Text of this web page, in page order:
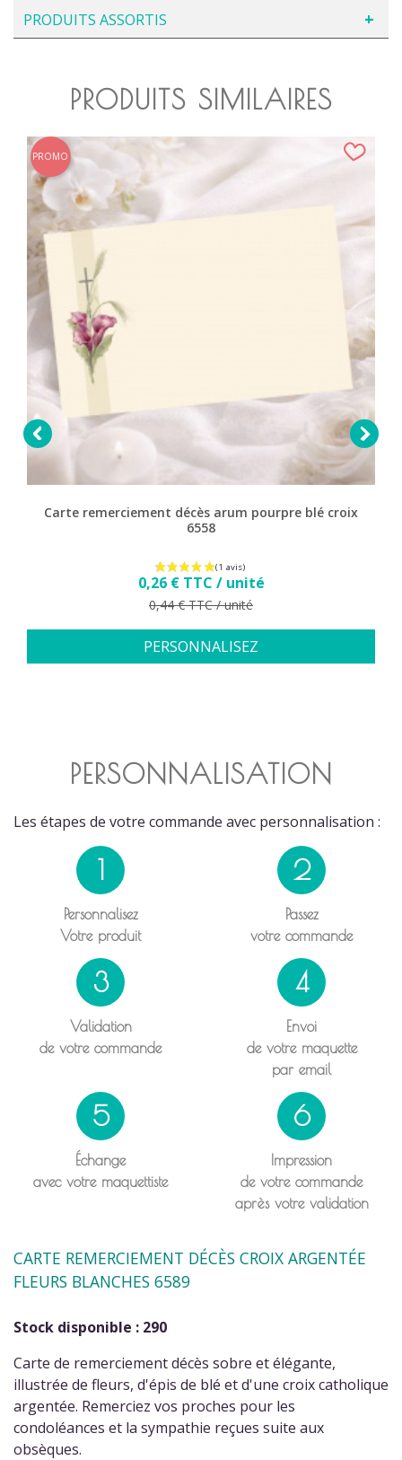
PRODUITS ASSORTIS
PRODUITS SIMILAIRES

Carte remerciement décès arum pourpre blé croix
6558
Prix
0,26 € TTC / unité
Prix de base
0,44 € TTC / unité
PERSONNALISEZ
PROMO

PERSONNALISATION
Les étapes de votre commande avec personnalisation :
1
Personnalisez
Votre produit
2
Passez
votre commande
3
Validation
de votre commande
4
Envoi
de votre maquette
par email
5
Échange
avec votre maquettiste
6
Impression
de votre commande
après votre validation
CARTE REMERCIEMENT DÉCÈS CROIX ARGENTÉE
FLEURS BLANCHES 6589
Stock disponible : 290
Carte de remerciement décès sobre et élégante,
illustrée de fleurs, d'épis de blé et d'une croix catholique
argentée. Remerciez vos proches pour les
condoléances et la sympathie reçues suite aux
obsèques.